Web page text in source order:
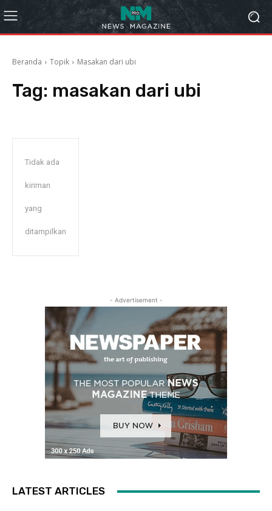
Beranda Topik Masakan dari ubi
Tag: masakan dari ubi
Tidak ada
kiriman
yang
ditampilkan
- Advertisement -
LATEST ARTICLES